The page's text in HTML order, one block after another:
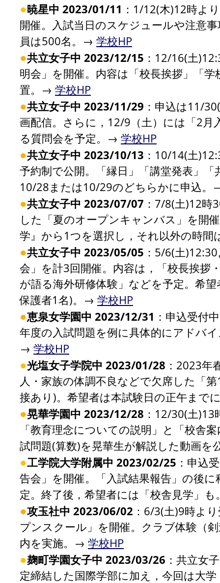
●暁星中 2023/01/11 ：1/12(木)12時よ
開催。入試当日のスケジュールや注意
員は500名。→ 学校HP
●共立女子中 2023/12/15 ：12/16(土
明会」を開催。内容は「校長挨拶」「
置。→ 学校HP
●共立女子中 2023/11/29 ：申込は11/
画配信。さらに，12/9（土）には「2
る質問会を予定。→ 学校HP
●共立女子中 2023/10/13 ：10/14(土
予約制で公開。「縁日」「講堂発表」
10/28または10/29のどちらかに申込
●共立女子中 2023/07/07 ：7/8(土)12時
した「夏のオープンキャンバス」を開
学』から1つを選択し，それ以外の時
●共立女子中 2023/05/05 ：5/6(土
会」を計3回開催。内容は，「校長挨拶
が語る海外研修体験」などを予定。希
保護者1名)。→ 学校HP
●恵泉女学園中 2023/12/31 ：申込受付
年度の入試問題を例に具体的にアドバ
→ 学校HP
●光塩女子学院中 2023/01/28 ：2023年
人・家族の体調不良などで欠席した「
接あり)。希望者は本試験日の正午まで
●晃華学園中 2023/12/28 ：12/30(土
「教育理念についての説明」と「校舎
試問題(算数)を晃華生が解説した動画
●工学院大学附属中 2023/02/25 ：申込
告会」を開催。「入試結果報告」の後
定。終了後，希望者には「校舎見学」
●攻玉社中 2023/06/02 ：6/3(土)9時よ
プンスクール」を開催。クラブ体験（
内を実施。→ 学校HP
●麹町学園女子中 2023/03/26 ：共立女
定締結した国際学部に加え，今回は大